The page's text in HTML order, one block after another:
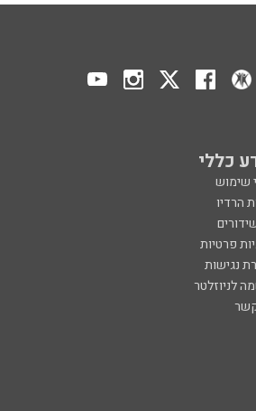
כללי
שימוש
הרדיו
פרטיות
נגישות
לניוזלטר